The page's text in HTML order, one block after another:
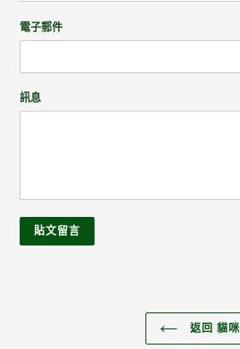
電子郵件
訊息
返回 貓咪